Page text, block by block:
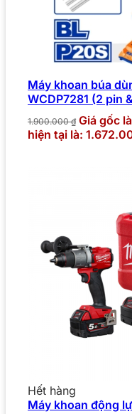
Máy khoan búa
WCDP7281 (2 pin
1.900.000₫ Giá gốc
hiện tại là:
Hết hàng
Máy khoan động